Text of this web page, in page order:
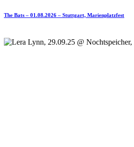
The Bats – 01.08.2026 – Stuttgart, Marienplatzfest